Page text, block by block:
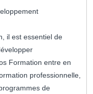
il est essentiel de
Formation entre en
professionnelle,
de